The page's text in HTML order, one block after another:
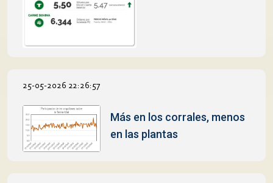
25-05-2026 22:26:57
Más en los corrales, menos
en las plantas